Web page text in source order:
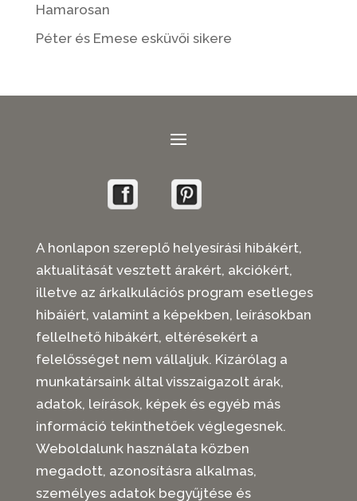
Hamarosan
Péter és Emese esküvői sikere
A honlapon szereplő helyesírási hibákért,
aktualitását vesztett árakért, akciókért,
illetve az árkalkulációs program esetleges
hibáiért, valamint a képekben, leírásokban
fellelhető hibákért, eltérésekért a
felelősséget nem vállaljuk. Kizárólag a
munkatársaink által visszaigazolt árak,
adatok, leírások, képek és egyéb más
információ tekinthetőek véglegesnek.
Weboldalunk használata közben
megadott, azonosításra alkalmas,
személyes adatok begyűjtése és